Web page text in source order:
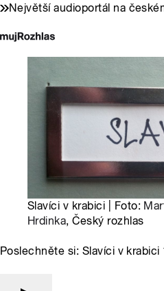
Největší audioportál na
Slavíci v krabici | Foto:
Hrdinka, Český rozhlas
Poslechněte si: Slavíci v krabici